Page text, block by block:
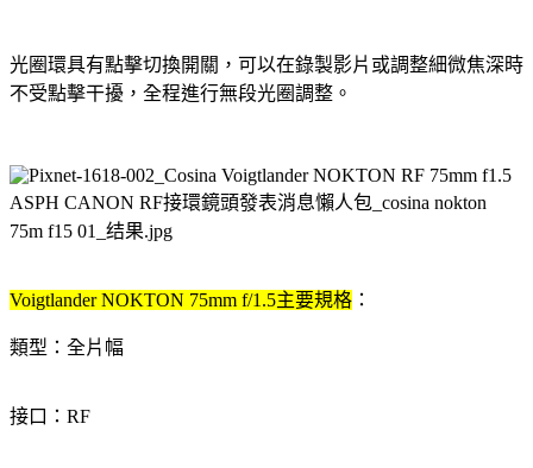
光圈環具有點擊切換開關，可以在錄製影片或調整細微焦深時
不受點擊干擾，全程進行無段光圈調整。
Voigtlander NOKTON 75mm f/1.5主要規格 ：
類型：全片幅
接口：RF